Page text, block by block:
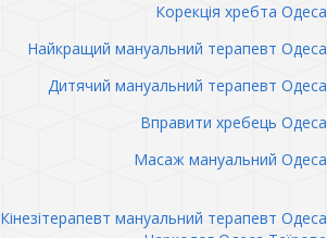
Корекція хребта Одеса
Найкращий мануальний терапевт Одеса
Дитячий мануальний терапевт Одеса
Вправити хребець Одеса
Масаж мануальний Одеса
Кінезітерапевт мануальний терапевт Одеса